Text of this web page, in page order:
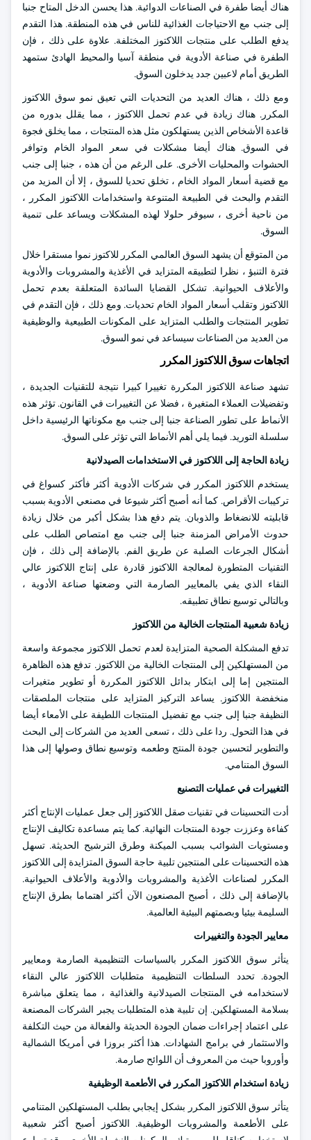
هناك أيضا طفرة في الصناعات الدوائية. هذا يحسن الدخل المتاح جنبا
إلى جنب مع الاحتياجات الغذائية للناس في هذه المنطقة. هذا التقدم
يدفع الطلب على منتجات اللاكتوز المختلفة. علاوة على ذلك ، فإن
الطفرة في صناعة الأدوية في منطقة آسيا والمحيط الهادئ ستمهد
الطريق أمام لاعبين جدد يدخلون السوق.
ومع ذلك ، هناك العديد من التحديات التي تعيق نمو سوق اللاكتوز
المكرر. هناك زيادة في عدم تحمل اللاكتوز ، مما يقلل بدوره من
قاعدة الأشخاص الذين يستهلكون مثل هذه المنتجات ، مما يخلق فجوة
في السوق. هناك أيضا مشكلات في سعر المواد الخام وتوافر
الحشوات والمحليات الأخرى. على الرغم من أن هذه ، جنبا إلى جنب
مع قضية أسعار المواد الخام ، تخلق تحديا للسوق ، إلا أن المزيد من
التقدم والبحث في الطبيعة المتنوعة واستخدامات اللاكتوز المكرر ،
من ناحية أخرى ، سيوفر حلولا لهذه المشكلات ويساعد على تنمية
السوق.
من المتوقع أن يشهد السوق العالمي المكرر للاكتوز نموا مستقرا خلال
فترة التنبؤ ، نظرا لتطبيقه المتزايد في الأغذية والمشروبات والأدوية
والأعلاف الحيوانية. تشكل القضايا السائدة المتعلقة بعدم تحمل
اللاكتوز وتقلب أسعار المواد الخام تحديات. ومع ذلك ، فإن التقدم في
تطوير المنتجات والطلب المتزايد على المكونات الطبيعية والوظيفية
من العديد من الصناعات سيساعد في نمو السوق.
اتجاهات سوق اللاكتوز المكرر
تشهد صناعة اللاكتوز المكررة تغييرا كبيرا نتيجة للتقنيات الجديدة ،
وتفضيلات العملاء المتغيرة ، فضلا عن التغييرات في القانون. تؤثر هذه
الأنماط على تطور الصناعة جنبا إلى جنب مع مكوناتها الرئيسية داخل
سلسلة التوريد. فيما يلي أهم الأنماط التي تؤثر على السوق.
زيادة الحاجة إلى اللاكتوز في الاستخدامات الصيدلانية
يستخدم اللاكتوز المكرر في شركات الأدوية أكثر فأكثر كسواغ في
تركيبات الأقراص. كما أنه أصبح أكثر شيوعا في مصنعي الأدوية بسبب
قابليته للانضغاط والذوبان. يتم دفع هذا بشكل أكبر من خلال زيادة
حدوث الأمراض المزمنة جنبا إلى جنب مع امتصاص الطلب على
أشكال الجرعات الصلبة عن طريق الفم. بالإضافة إلى ذلك ، فإن
التقنيات المتطورة لمعالجة اللاكتوز قادرة على إنتاج اللاكتوز عالي
النقاء الذي يفي بالمعايير الصارمة التي وضعتها صناعة الأدوية ،
وبالتالي توسيع نطاق تطبيقه.
زيادة شعبية المنتجات الخالية من اللاكتوز
تدفع المشكلة الصحية المتزايدة لعدم تحمل اللاكتوز مجموعة واسعة
من المستهلكين إلى المنتجات الخالية من اللاكتوز. تدفع هذه الظاهرة
المنتجين إما إلى ابتكار بدائل اللاكتوز المكررة أو تطوير متغيرات
منخفضة اللاكتوز. يساعد التركيز المتزايد على منتجات الملصقات
النظيفة جنبا إلى جنب مع تفضيل المنتجات اللطيفة على الأمعاء أيضا
في هذا التحول. ردا على ذلك ، تسعى العديد من الشركات إلى البحث
والتطوير لتحسين جودة المنتج وطعمه وتوسيع نطاق وصولها إلى هذا
السوق المتنامي.
التغييرات في عمليات التصنيع
أدت التحسينات في تقنيات صقل اللاكتوز إلى جعل عمليات الإنتاج أكثر
كفاءة وعززت جودة المنتجات النهائية. كما يتم مساعدة تكاليف الإنتاج
ومستويات الشوائب بسبب الميكنة وطرق الترشيح الحديثة. تسهل
هذه التحسينات على المنتجين تلبية حاجة السوق المتزايدة إلى اللاكتوز
المكرر لصناعات الأغذية والمشروبات والأدوية والأعلاف الحيوانية.
بالإضافة إلى ذلك ، أصبح المصنعون الآن أكثر اهتماما بطرق الإنتاج
السليمة بيئيا وبصمتهم البيئية العالمية.
معايير الجودة والتغييرات
يتأثر سوق اللاكتوز المكرر بالسياسات التنظيمية الصارمة ومعايير
الجودة. تحدد السلطات التنظيمية متطلبات اللاكتوز عالي النقاء
لاستخدامه في المنتجات الصيدلانية والغذائية ، مما يتعلق مباشرة
بسلامة المستهلكين. إن تلبية هذه المتطلبات يجبر الشركات المصنعة
على اعتماد إجراءات ضمان الجودة الحديثة والفعالة من حيث التكلفة
والاستثمار في برامج الشهادات. هذا أكثر بروزا في أمريكا الشمالية
وأوروبا حيث من المعروف أن اللوائح صارمة.
زيادة استخدام اللاكتوز المكرر في الأطعمة الوظيفية
يتأثر سوق اللاكتوز المكرر بشكل إيجابي بطلب المستهلكين المتنامي
على الأطعمة والمشروبات الوظيفية. اللاكتوز أصبح أكثر شعبية